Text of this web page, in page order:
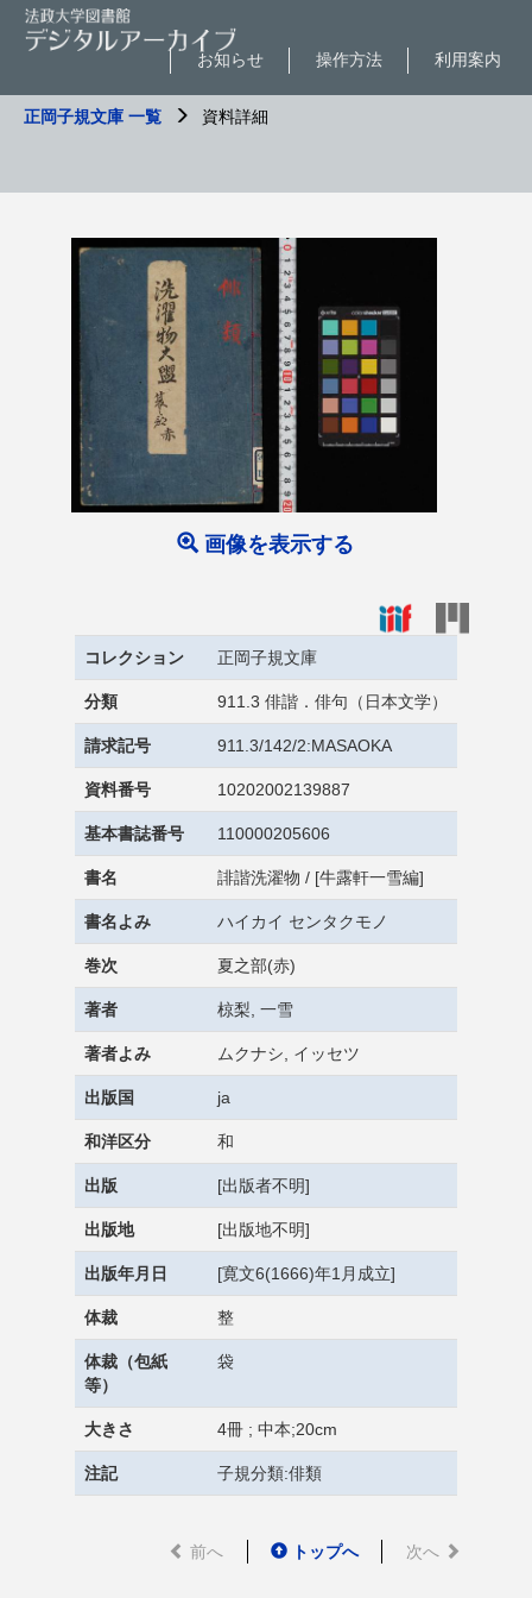
利用案内
操作方法
お知らせ
正岡子規文庫 一覧 資料詳細
画像を表示する
コレクション 正岡子規文庫
分類 911.3 俳諧．俳句（日本文学）
請求記号 911.3/142/2:MASAOKA
資料番号 10202002139887
基本書誌番号 110000205606
書名 誹諧洗濯物 / [牛露軒一雪編]
書名よみ ハイカイ センタクモノ
巻次 夏之部(赤)
著者 椋梨, 一雪
著者よみ ムクナシ, イッセツ
出版国 ja
和洋区分 和
出版 [出版者不明]
出版地 [出版地不明]
出版年月日 [寛文6(1666)年1月成立]
体裁 整
体裁（包紙
等）
袋
大きさ 4冊 ; 中本;20cm
注記 子規分類:俳類
前へ トップへ 次へ